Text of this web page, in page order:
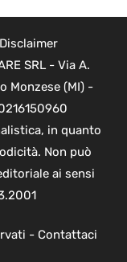
Disclaimer
SRL - Via A.
Monzese (MI) -
in quanto
Non può
ai sensi
- Contattaci